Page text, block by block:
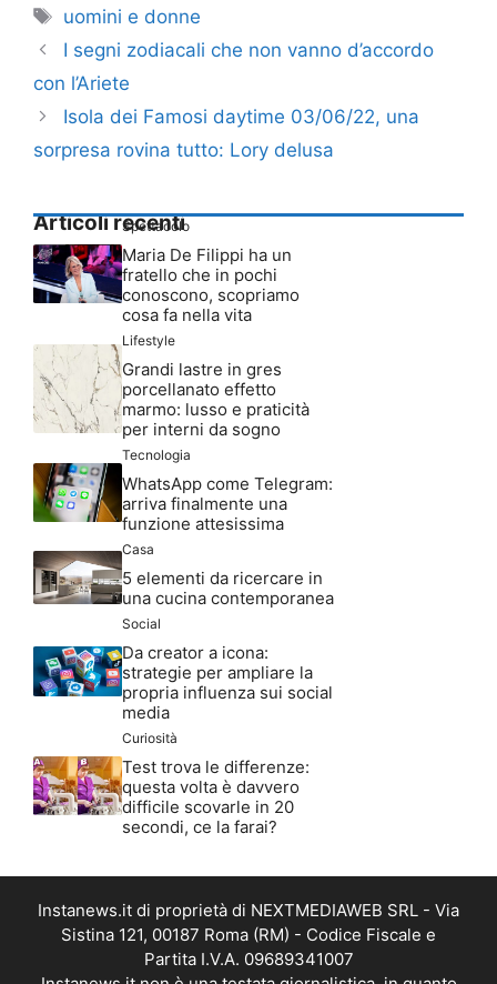
Tag
uomini e donne
I segni zodiacali che non vanno d’accordo
con l’Ariete
Isola dei Famosi daytime 03/06/22, una
sorpresa rovina tutto: Lory delusa
Articoli recenti
Spettacolo
Maria De Filippi ha un
fratello che in pochi
conoscono, scopriamo
cosa fa nella vita
Lifestyle
Grandi lastre in gres
porcellanato effetto
marmo: lusso e praticità
per interni da sogno
Tecnologia
WhatsApp come Telegram:
arriva finalmente una
funzione attesissima
Casa
5 elementi da ricercare in
una cucina contemporanea
Social
Da creator a icona:
strategie per ampliare la
propria influenza sui social
media
Curiosità
Test trova le differenze:
questa volta è davvero
difficile scovarle in 20
secondi, ce la farai?
Instanews.it di proprietà di NEXTMEDIAWEB SRL - Via
Sistina 121, 00187 Roma (RM) - Codice Fiscale e
Partita I.V.A. 09689341007